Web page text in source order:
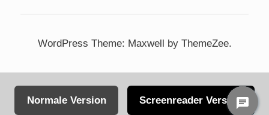
WordPress Theme: Maxwell by ThemeZee.
Normale Version Screenreader Version